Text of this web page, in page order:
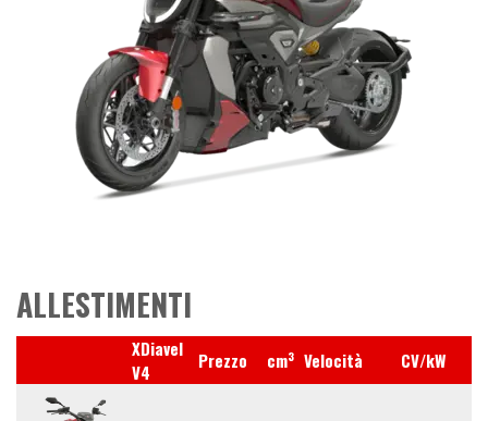
ALLESTIMENTI
XDiavel
V4
Prezzo cm3 Velocità CV/kW